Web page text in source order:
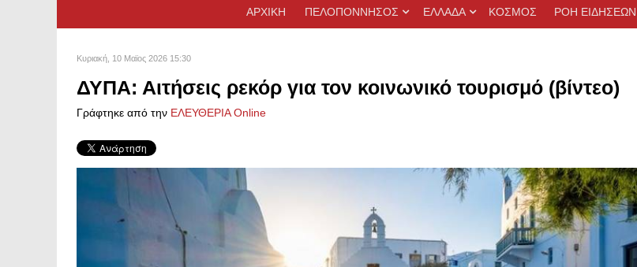
ΑΡΧΙΚΗ ΠΕΛΟΠΟΝΝΗΣΟΣ ΕΛΛΑΔΑ ΚΟΣΜΟΣ ΡΟΗ ΕΙΔΗΣΕΩΝ
Κυριακή, 10 Μαϊος 2026 15:30
ΔΥΠΑ: Αιτήσεις ρεκόρ για τον κοινωνικό τουρισμό (βίντεο)
Γράφτηκε από την ΕΛΕΥΘΕΡΙΑ Online